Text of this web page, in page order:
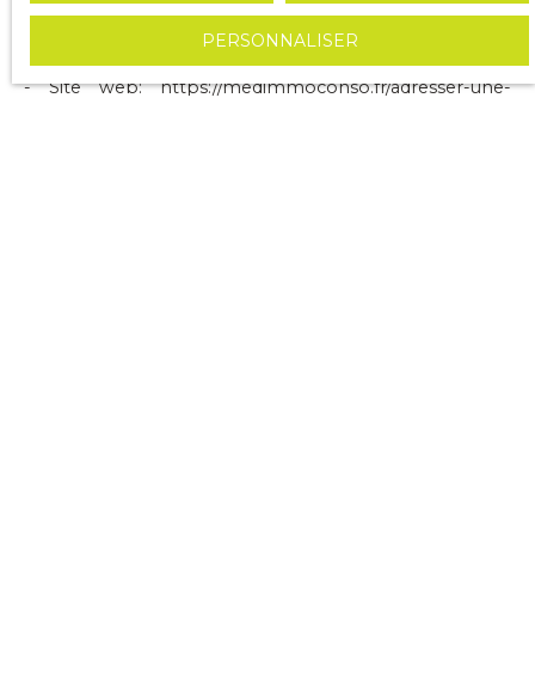
25222 -
- Commune: LA BAULE CEDEX 44505
- E-mail: contact@ahoraimmobilier.com
- Site web:https://medimmoconso.fr/adresser-une-
PERSONNALISER